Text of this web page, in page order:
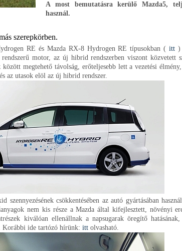
A most bemutatásra kerülő Mazda5,
használ.
szerepkörben.
RE és Mazda RX-8 Hydrogen RE típusokban ( itt)
motor, az új hibrid rendszerben viszont közvetett
között megtehető távolság, erőteljesebb lett a vezetési
az utasok elöl az új hibrid rendszer.
szennyezésének csökkentésében az autó gyártásában
nem kis része a Mazda által kifejlesztett, növényi
kiválóan ellenállnak a napsugarak öregítő
Korábbi ide tartózó hírünk: itt olvasható.